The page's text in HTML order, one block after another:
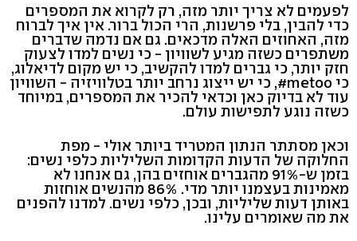
לפעמים לא צריך יותר מזה, רק לקרוא את המספרים
כדי להבין, בלי פרשנות, הרי הכול ברור. אין איך לברוח
מזה, האחוזים האלה מדכאים. גם אם נדמה שדברים
משתפרים כשזה מגיע לשוויון - כי נשים למדו לצעוק
חזק יותר, כי גברים למדו להקשיב, כי יש מקום לדיאלוג,
כי metoo#, כי יש ייצוג נרחב יותר בטלוויזיה - השוויון
עוד לא בדיוק כאן וכדאי להכיר את המספרים, במיוחד
כשזה נוגע לתפישות עולם.
וכאן מסתתר הנתון המטריד ביותר אולי - מפת
החלוקה של הדעות הקדומות השליליות כלפי נשים:
בזמן ש-91% מהגברים אוחזים בהן, גם אנחנו לא
מאמינות בעצמנו יותר מדי. 86% מהנשים אוחזות
באותן דעות שליליות, ובכן, כלפי נשים. למדנו להפנים
את מה שאומרים עלינו.